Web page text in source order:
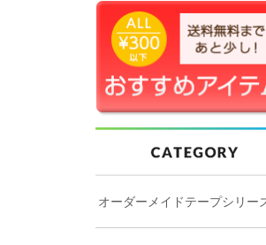
オーダーメイドテープシリー